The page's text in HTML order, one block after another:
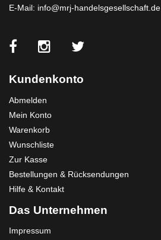
E-Mail: info@mrj-handelsgesellschaft.de
Kundenkonto
Abmelden
Mein Konto
Warenkorb
Wunschliste
Zur Kasse
Bestellungen & Rücksendungen
Hilfe & Kontakt
Das Unternehmen
Impressum